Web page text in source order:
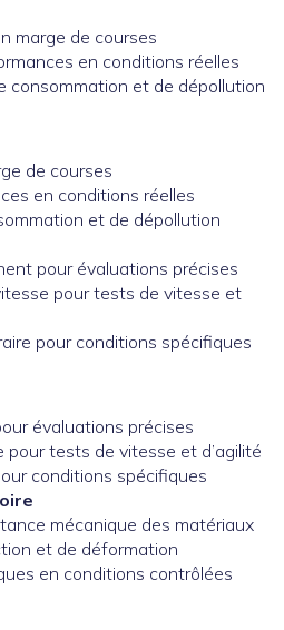
marge de courses
en conditions réelles
consommation et de dépollution
de courses
en conditions réelles
et de dépollution
pour évaluations précises
pour tests de vitesse et
pour conditions spécifiques
évaluations précises
tests de vitesse et d’agilité
conditions spécifiques
mécanique des matériaux
et de déformation
en conditions contrôlées